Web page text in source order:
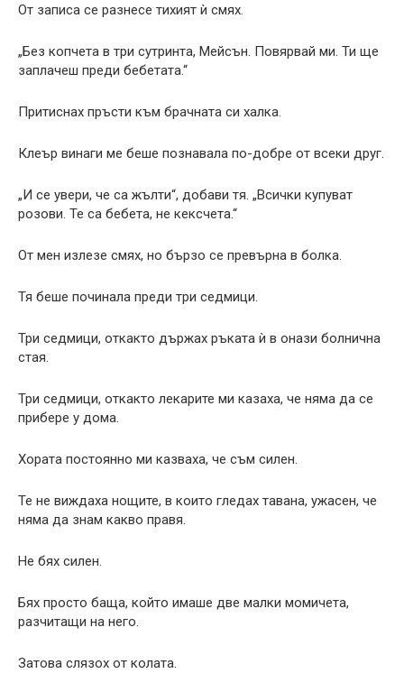
От записа се разнесе тихият ѝ смях.
„Без копчета в три сутринта, Мейсън. Повярвай ми. Ти ще
заплачеш преди бебетата.“
Притиснах пръсти към брачната си халка.
Клеър винаги ме беше познавала по-добре от всеки друг.
„И се увери, че са жълти“, добави тя. „Всички купуват
розови. Те са бебета, не кексчета.“
От мен излезе смях, но бързо се превърна в болка.
Тя беше починала преди три седмици.
Три седмици, откакто държах ръката ѝ в онази болнична
стая.
Три седмици, откакто лекарите ми казаха, че няма да се
прибере у дома.
Хората постоянно ми казваха, че съм силен.
Те не виждаха нощите, в които гледах тавана, ужасен, че
няма да знам какво правя.
Не бях силен.
Бях просто баща, който имаше две малки момичета,
разчитащи на него.
Затова слязох от колата.